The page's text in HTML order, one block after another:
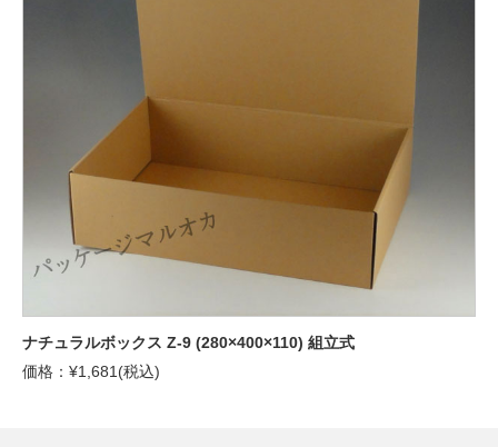
ナチュラルボックス Z-9 (280×400×110) 組立式
価格：¥1,681(税込)